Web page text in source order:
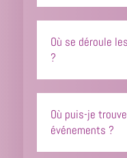
Où se déroule
?
Où puis-je
événements ?